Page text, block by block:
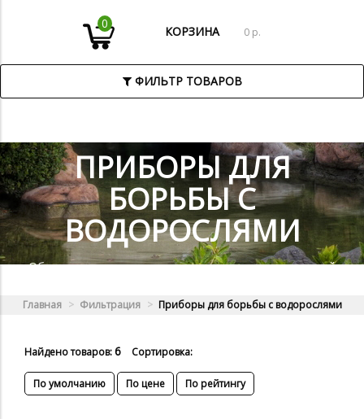
0
КОРЗИНА 0 р.
ФИЛЬТР ТОВАРОВ
ПРИБОРЫ ДЛЯ
БОРЬБЫ С
ВОДОРОСЛЯМИ
Оборудование для очистки пруда от ила и водорослей
Главная Фильтрация Приборы для борьбы с водорослями
Найдено товаров:6 Сортировка:
По умолчанию По цене По рейтингу